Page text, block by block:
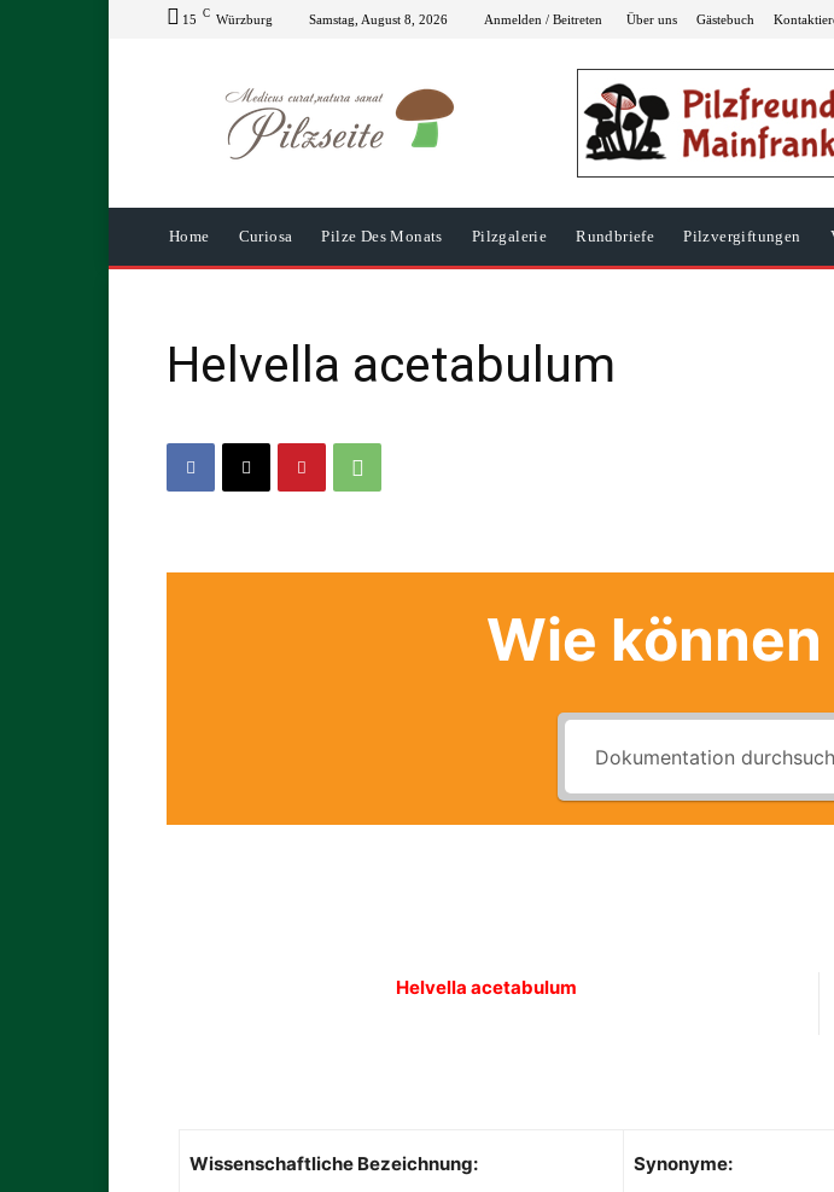
15 C Würzburg Samstag, August 8, 2026 Anmelden / Beitreten Über uns Gästebuch
Home Curiosa Pilze Des Monats Pilzgalerie Rundbriefe Pilzvergiftungen
Helvella acetabulum
Wie
Helvella acetabulum
Wissenschaftliche Bezeichnung: Synonyme: